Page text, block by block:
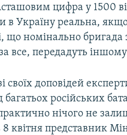
цифра у 1500
в Україну реальна,
що номінально бригада
передадуть іншому
своїх доповідей
багатьох російських
практично нічого не
8 квітня представник